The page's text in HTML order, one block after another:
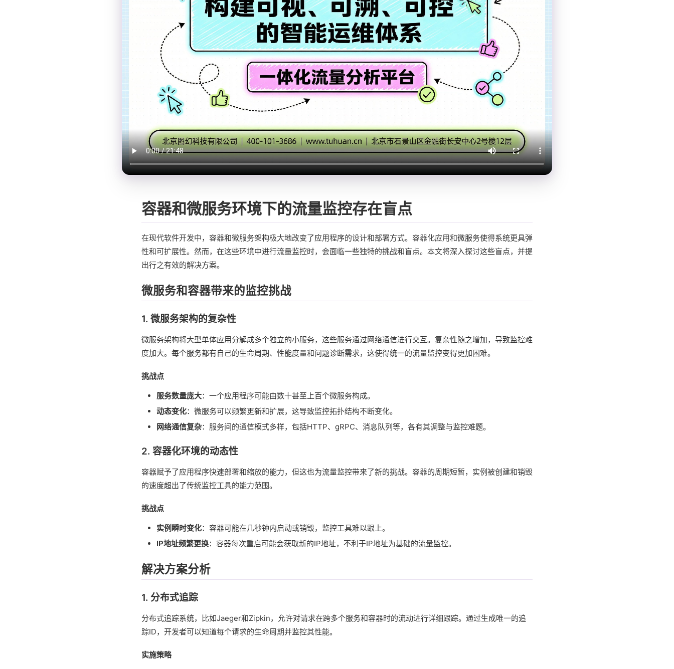
容器和微服务环境下的流量监控存在盲点
在现代软件开发中，容器和微服务架构极大地改变了应用程序的设计和部署方式。容器化应用和微服务使得系统更具弹
性和可扩展性。然而，在这些环境中进行流量监控时，会面临一些独特的挑战和盲点。本文将深入探讨这些盲点，并提
出行之有效的解决方案。
微服务和容器带来的监控挑战
1. 微服务架构的复杂性
微服务架构将大型单体应用分解成多个独立的小服务，这些服务通过网络通信进行交互。复杂性随之增加，导致监控难
度加大。每个服务都有自己的生命周期、性能度量和问题诊断需求，这使得统一的流量监控变得更加困难。
挑战点
服务数量庞大：一个应用程序可能由数十甚至上百个微服务构成。
动态变化：微服务可以频繁更新和扩展，这导致监控拓扑结构不断变化。
网络通信复杂：服务间的通信模式多样，包括HTTP、gRPC、消息队列等，各有其调整与监控难题。
2. 容器化环境的动态性
容器赋予了应用程序快速部署和缩放的能力，但这也为流量监控带来了新的挑战。容器的周期短暂，实例被创建和销毁
的速度超出了传统监控工具的能力范围。
挑战点
实例瞬时变化：容器可能在几秒钟内启动或销毁，监控工具难以跟上。
IP地址频繁更换：容器每次重启可能会获取新的IP地址，不利于IP地址为基础的流量监控。
解决方案分析
1. 分布式追踪
分布式追踪系统，比如Jaeger和Zipkin，允许对请求在跨多个服务和容器时的流动进行详细跟踪。通过生成唯一的追
踪ID，开发者可以知道每个请求的生命周期并监控其性能。
实施策略